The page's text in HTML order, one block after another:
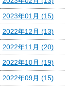
2023年01月 (15)
2022年12月 (13)
2022年11月 (20)
2022年10月 (19)
2022年09月 (15)